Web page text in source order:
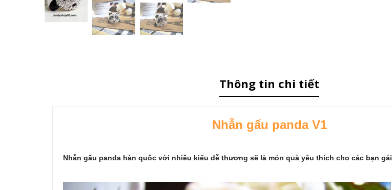
Thông tin chi tiết
Nhẫn gấu panda V1
Nhẫn gấu panda hàn quốc với nhiều kiểu dễ thương sẽ là món quà yêu thích cho các bạn gái